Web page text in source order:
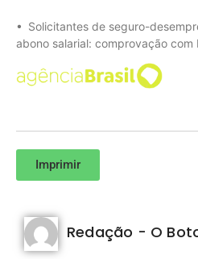
• Solicitantes de seguro-
abono salarial: comprovação com
Imprimir
Redação - O